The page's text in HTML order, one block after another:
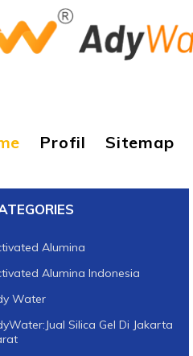
Profil Sitemap
Alumina
Alumina Indonesia
Water
Silica Gel Di Jakarta